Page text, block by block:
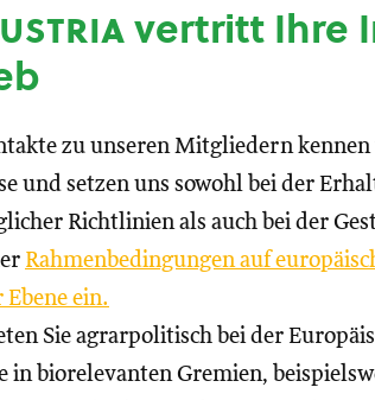
vertritt Ihre
zu unseren Mitgliedern
und setzen uns sowohl bei der
Richtlinien als auch bei der
Rahmenbedingungen auf
ein.
Sie agrarpolitisch bei der
in biorelevanten Gremien,